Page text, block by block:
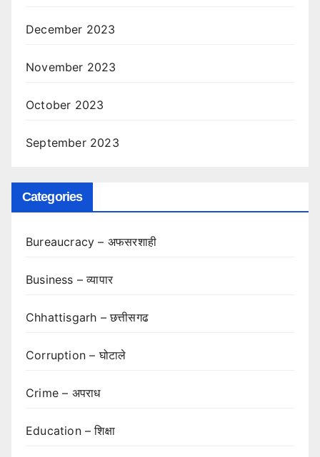
December 2023
November 2023
October 2023
September 2023
Categories
Bureaucracy – अफसरशाही
Business – व्यापार
Chhattisgarh – छत्तीसगढ
Corruption – घोटाले
Crime – अपराध
Education – शिक्षा